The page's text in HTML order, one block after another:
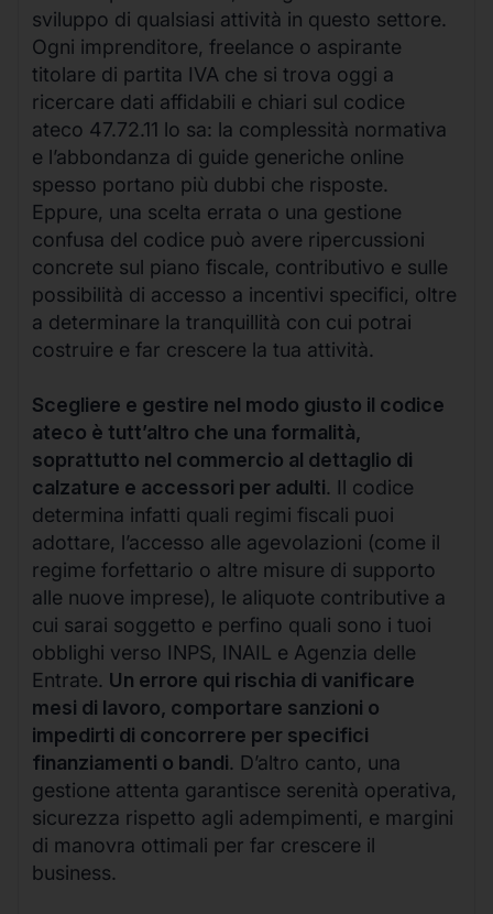
sviluppo di qualsiasi attività in questo settore.
Ogni imprenditore, freelance o aspirante
titolare di partita IVA che si trova oggi a
ricercare dati affidabili e chiari sul codice
ateco 47.72.11 lo sa: la complessità normativa
e l’abbondanza di guide generiche online
spesso portano più dubbi che risposte.
Eppure, una scelta errata o una gestione
confusa del codice può avere ripercussioni
concrete sul piano fiscale, contributivo e sulle
possibilità di accesso a incentivi specifici, oltre
a determinare la tranquillità con cui potrai
costruire e far crescere la tua attività.
Scegliere e gestire nel modo giusto il codice
ateco è tutt’altro che una formalità,
soprattutto nel commercio al dettaglio di
calzature e accessori per adulti. Il codice
determina infatti quali regimi fiscali puoi
adottare, l’accesso alle agevolazioni (come il
regime forfettario o altre misure di supporto
alle nuove imprese), le aliquote contributive a
cui sarai soggetto e perfino quali sono i tuoi
obblighi verso INPS, INAIL e Agenzia delle
Entrate. Un errore qui rischia di vanificare
mesi di lavoro, comportare sanzioni o
impedirti di concorrere per specifici
finanziamenti o bandi. D’altro canto, una
gestione attenta garantisce serenità operativa,
sicurezza rispetto agli adempimenti, e margini
di manovra ottimali per far crescere il
business.